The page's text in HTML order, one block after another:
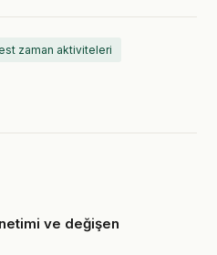
zaman aktiviteleri
ve değişen